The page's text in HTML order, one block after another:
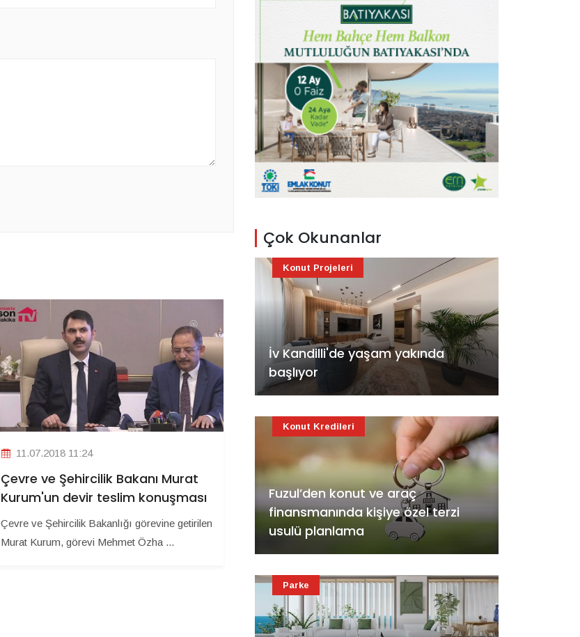
11.07.2018 11:24
Çevre ve Şehircilik Bakanı Murat
Kurum'un devir teslim konuşması
Çevre ve Şehircilik Bakanlığı görevine getirilen
Murat Kurum, görevi Mehmet Özha ...
Çok Okunanlar
İv Kandilli'de yaşam yakında
başlıyor
Konut Projeleri
Fuzul’den konut ve araç
finansmanında kişiye özel terzi
usulü planlama
Konut Kredileri
Parke